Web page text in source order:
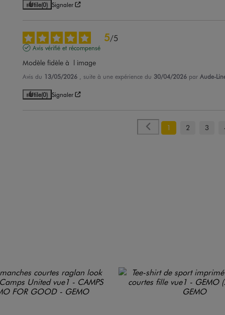
Utile(0) Signaler
5/5
Avis vérifié et récompensé
Modèle fidèle à  l image
Avis du 13/05/2026 , suite à une expérience du 30/04/2026 par Aude-
Utile(0) Signaler
1 2 3